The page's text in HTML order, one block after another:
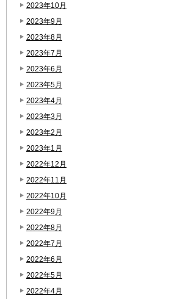
2023年10月
2023年9月
2023年8月
2023年7月
2023年6月
2023年5月
2023年4月
2023年3月
2023年2月
2023年1月
2022年12月
2022年11月
2022年10月
2022年9月
2022年8月
2022年7月
2022年6月
2022年5月
2022年4月